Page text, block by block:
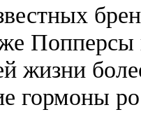
жизни
гормоны